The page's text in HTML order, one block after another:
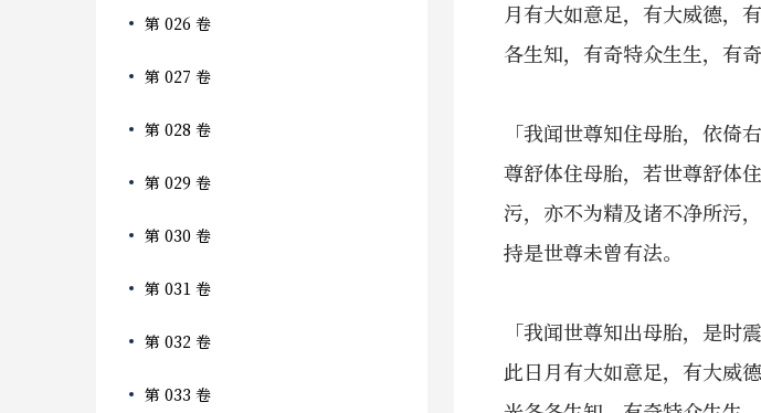
第 026 卷
第 027 卷
第 028 卷
第 029 卷
第 030 卷
第 031 卷
第 032 卷
第 033 卷